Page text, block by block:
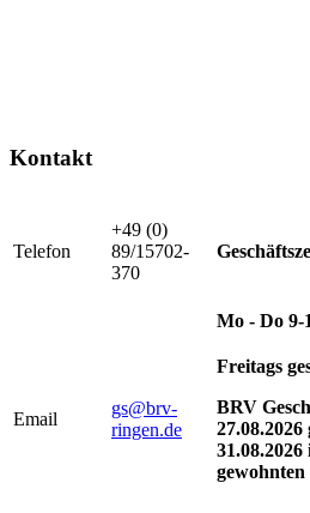
Kontakt
Telefon
+49 (0)
89/15702-
370
Mo - Do 9-
Email
gs@brv-
ringen.de
Freitags
BRV
27.08.2026